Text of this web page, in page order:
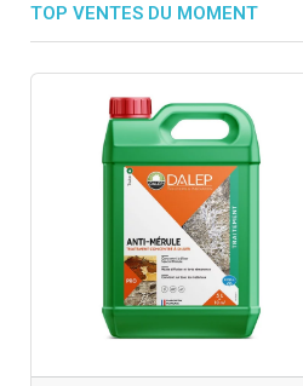
TOP VENTES DU MOMENT